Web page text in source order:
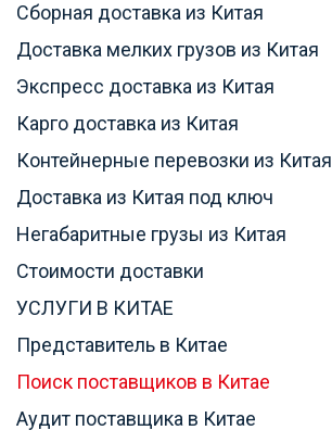
Сборная доставка из Китая
Доставка мелких грузов из Китая
Экспресс доставка из Китая
Карго доставка из Китая
Контейнерные перевозки из Китая
Доставка из Китая под ключ
Негабаритные грузы из Китая
Стоимости доставки
УСЛУГИ В КИТАЕ
Представитель в Китае
Поиск поставщиков в Китае
Аудит поставщика в Китае